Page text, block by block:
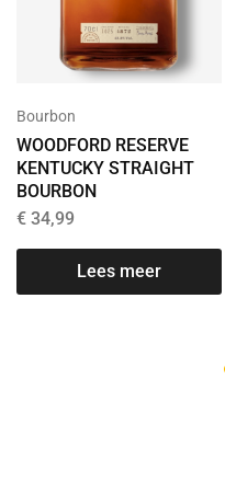
Bourbon
WOODFORD RESERVE
KENTUCKY STRAIGHT
BOURBON
€ 34,99
Lees meer